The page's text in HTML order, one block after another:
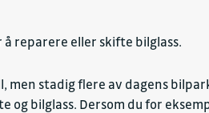
reparere eller skifte bilglass.
stadig flere av dagens
bilglass. Dersom du for